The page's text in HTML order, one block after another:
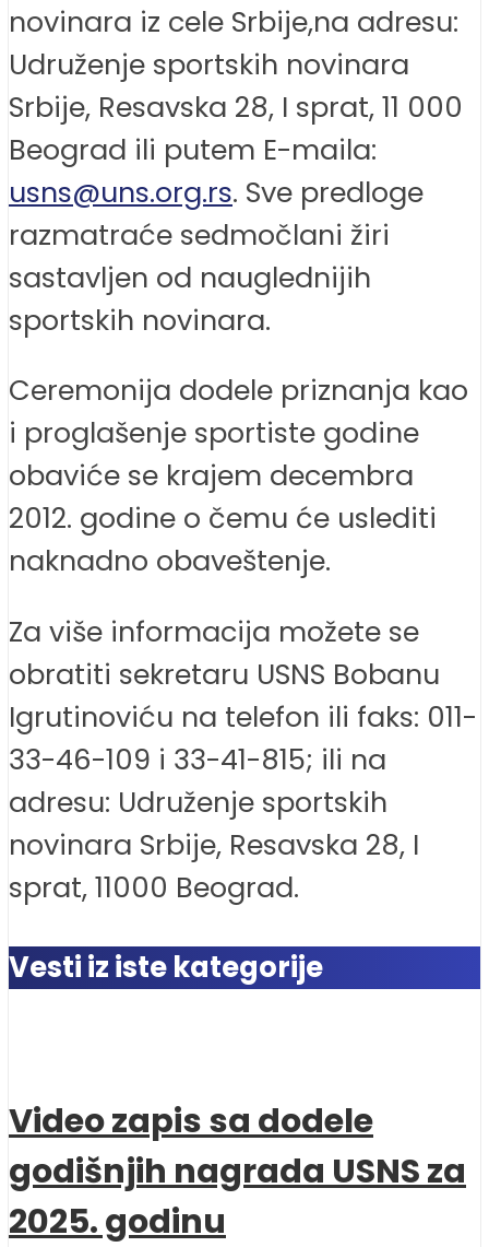
novinara iz cele Srbije,na adresu:
Udruženje sportskih novinara
Srbije, Resavska 28, I sprat, 11 000
Beograd ili putem E-maila:
usns@uns.org.rs. Sve predloge
razmatraće sedmočlani žiri
sastavljen od nauglednijih
sportskih novinara.
Ceremonija dodele priznanja kao
i proglašenje sportiste godine
obaviće se krajem decembra
2012. godine o čemu će uslediti
naknadno obaveštenje.
Za više informacija možete se
obratiti sekretaru USNS Bobanu
Igrutinoviću na telefon ili faks: 011-
33-46-109 i 33-41-815; ili na
adresu: Udruženje sportskih
novinara Srbije, Resavska 28, I
sprat, 11000 Beograd.
Vesti iz iste kategorije
Video zapis sa dodele
godišnjih nagrada USNS za
2025. godinu